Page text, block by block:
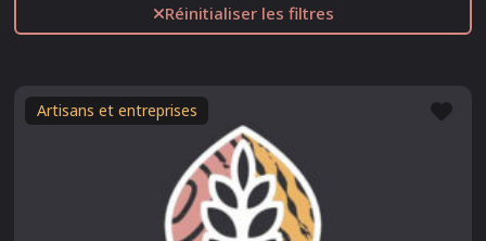
Réinitialiser les filtres
Artisans et entreprises